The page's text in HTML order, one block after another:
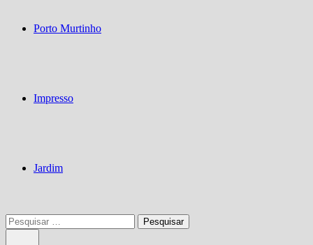
Porto Murtinho
Impresso
Jardim
Pesquisar
por: